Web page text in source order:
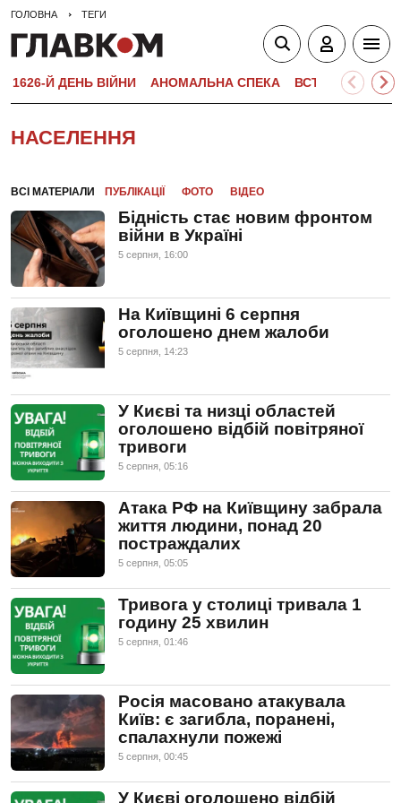
ГОЛОВНА ТЕГИ
1626-Й ДЕНЬ ВІЙНИ АНОМАЛЬНА СПЕКА ВСТУПНА
НАСЕЛЕННЯ
ВСІ МАТЕРІАЛИ ПУБЛІКАЦІЇ ФОТО ВІДЕО
Бідність стає новим фронтом
війни в Україні
5 серпня, 16:00
На Київщині 6 серпня
оголошено днем жалоби
5 серпня, 14:23
У Києві та низці областей
оголошено відбій повітряної
тривоги
5 серпня, 05:16
Атака РФ на Київщину забрала
життя людини, понад 20
постраждалих
5 серпня, 05:05
Тривога у столиці тривала 1
годину 25 хвилин
5 серпня, 01:46
Росія масовано атакувала
Київ: є загибла, поранені,
спалахнули пожежі
5 серпня, 00:45
У Києві оголошено відбій